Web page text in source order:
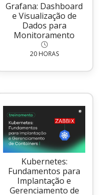
Grafana: Dashboard
e Visualização de
Dados para
Monitoramento
20 HORAS
Kubernetes:
Fundamentos para
Implantação e
Gerenciamento de